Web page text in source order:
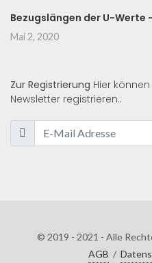
Bezugslängen der U-Werte
Mai 2, 2020
Zur Registrierung Hier
Newsletter registrieren.:
© 2019 - 2021 - Alle
AGB /